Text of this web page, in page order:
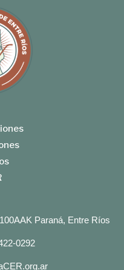
Paraná, Entre Ríos
0292